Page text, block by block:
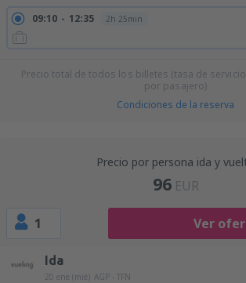
09:10 12:35 2h 25min
Precio total de todos los billetes (tasa de
por pasajero)
Condiciones de la reserva
Precio por persona ida y
96 EUR
1 Ver
Ida
20 ene (mié) AGP - TFN